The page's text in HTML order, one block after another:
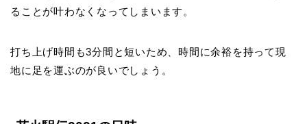
ることが叶わなくなってしまいます。
打ち上げ時間も3分間と短いため、時間に余裕を持って現
地に足を運ぶのが良いでしょう。